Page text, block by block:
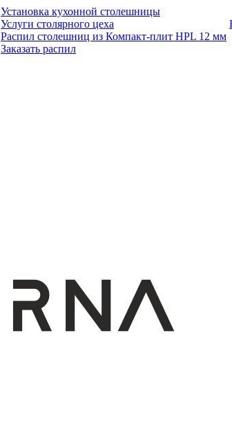
Установка кухонной столешницы
Услуги столярного цеха
Распил столешниц из Компакт-плит HPL 12 мм
Заказать распил